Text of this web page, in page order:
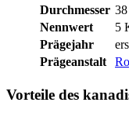
Durchmesser
Nennwert
5
Prägejahr
Prägeanstalt
Vorteile des